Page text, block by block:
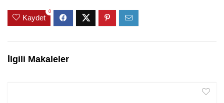
Kaydet
0
İlgili Makaleler